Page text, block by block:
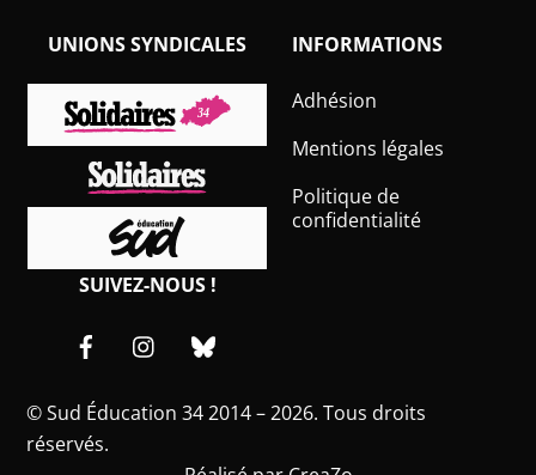
INFORMATIONS
Adhésion
Mentions légales
Politique de
confidentialité
SUIVEZ-NOUS !
FacebookInstagram
UNIONS SYNDICALES
©Sud Éducation 342014 – 2026. Tous droits
réservés.